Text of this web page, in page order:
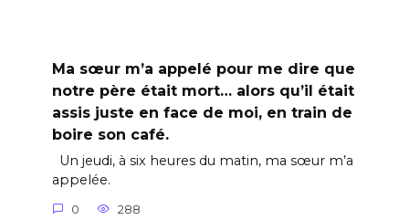
Ma sœur m’a appelé pour me dire que
notre père était mort… alors qu’il était
assis juste en face de moi, en train de
boire son café.
Un jeudi, à six heures du matin, ma sœur m’a
appelée.
0 288